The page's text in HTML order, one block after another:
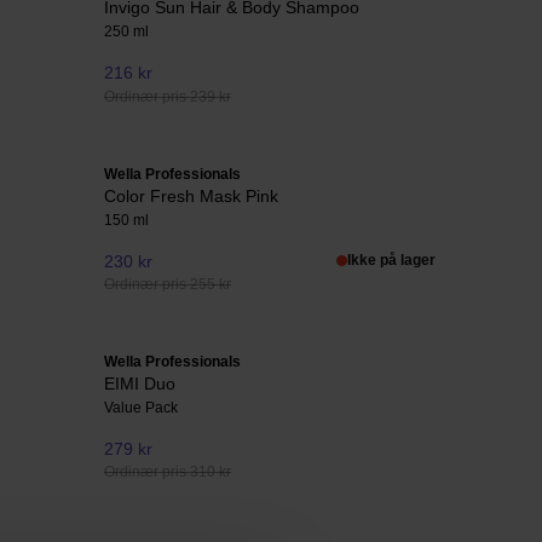
Invigo Sun Hair & Body Shampoo
250 ml
216 kr
Ordinær pris 239 kr
Wella Professionals
Color Fresh Mask Pink
150 ml
230 kr
Ordinær pris 255 kr
Ikke på lager
Wella Professionals
EIMI Duo
Value Pack
279 kr
Ordinær pris 310 kr